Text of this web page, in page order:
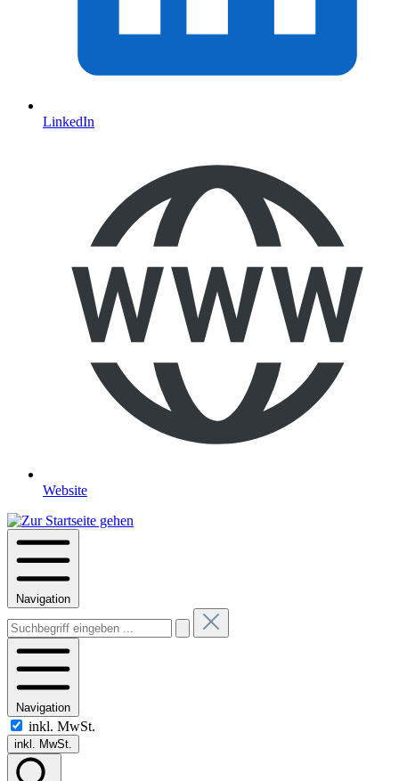
LinkedIn
Website
Navigation
Navigation
inkl. MwSt.
inkl. MwSt.